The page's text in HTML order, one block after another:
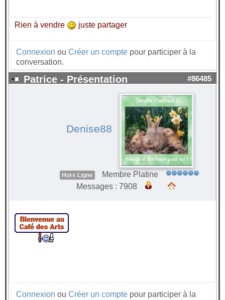
Rien à vendre juste partager
Connexion ou Créer un compte pour participer à la
conversation.
Patrice - Présentation #86485
Denise88
Hors Ligne
Membre Platine
Messages : 7908
Connexion ou Créer un compte pour participer à la